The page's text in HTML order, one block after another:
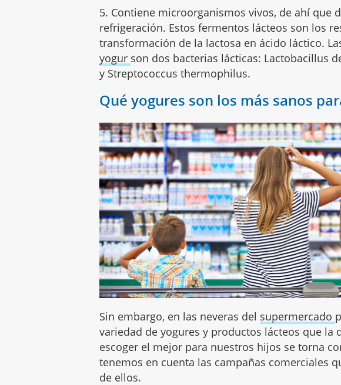
5. Contiene microorganismos vivos, de ahí que
refrigeración. Estos fermentos lácteos son los
transformación de la lactosa en ácido láctico.
yogur son dos bacterias lácticas: Lactobacillus
y Streptococcus thermophilus.
Qué yogures son los más sanos
Sin embargo, en las neveras del supermercado
variedad de yogures y productos lácteos que la
escoger el mejor para nuestros hijos se torna
tenemos en cuenta las campañas comerciales
de ellos.